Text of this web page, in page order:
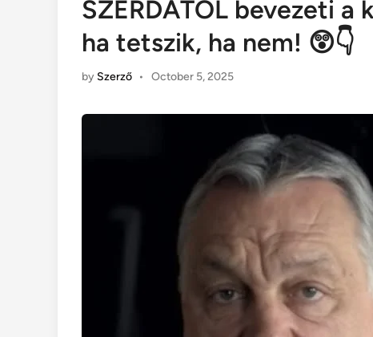
SZERDÁTÓL bevezeti a
ha tetszik, ha nem! 😲👇
by Szerző • October 5, 2025